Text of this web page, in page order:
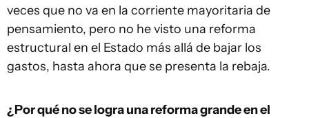
veces que no va en la corriente mayoritaria de
pensamiento, pero no he visto una reforma
estructural en el Estado más allá de bajar los
gastos, hasta ahora que se presenta la rebaja.
¿Por qué no se logra una reforma grande en el